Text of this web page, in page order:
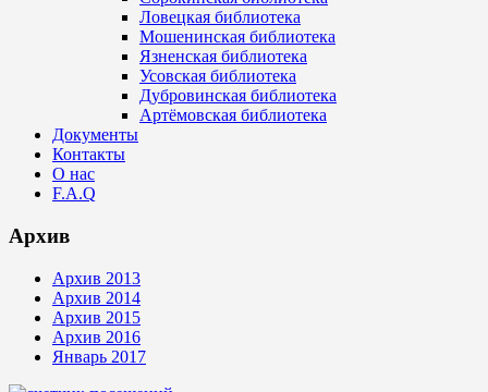
Ловецкая библиотека
Мошенинская библиотека
Язненская библиотека
Усовская библиотека
Дубровинская библиотека
Артёмовская библиотека
Документы
Контакты
О нас
F.A.Q
Архив
Архив 2013
Архив 2014
Архив 2015
Архив 2016
Январь 2017